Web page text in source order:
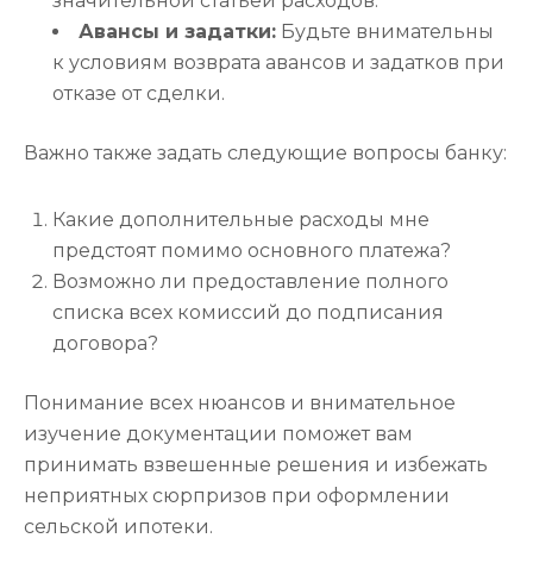
Авансы и задатки: Будьте внимательны
к условиям возврата авансов и задатков при
отказе от сделки.
Важно также задать следующие вопросы банку:
Какие дополнительные расходы мне
предстоят помимо основного платежа?
Возможно ли предоставление полного
списка всех комиссий до подписания
договора?
Понимание всех нюансов и внимательное
изучение документации поможет вам
принимать взвешенные решения и избежать
неприятных сюрпризов при оформлении
сельской ипотеки.